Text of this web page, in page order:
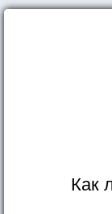
Как